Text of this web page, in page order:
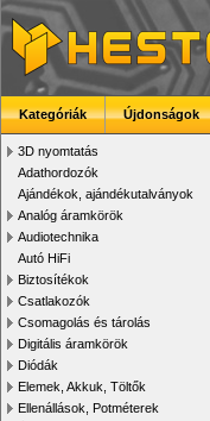
Kategóriák Újdonságok
3D nyomtatás
Adathordozók
Ajándékok, ajándékutalványok
Analóg áramkörök
Audiotechnika
Autó HiFi
Biztosítékok
Csatlakozók
Csomagolás és tárolás
Digitális áramkörök
Diódák
Elemek, Akkuk, Töltők
Ellenállások, Potméterek